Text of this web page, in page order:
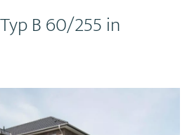
B 60/255 in